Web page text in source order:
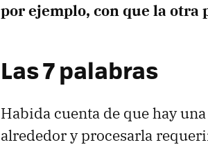
por ejemplo, con que la
Las 7 palabras
Habida cuenta de que hay
alrededor y procesarla